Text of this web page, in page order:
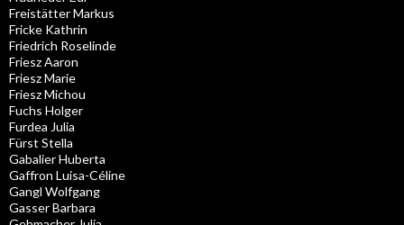
Freistätter Markus
Fricke Kathrin
Friedrich Roselinde
Friesz Aaron
Friesz Marie
Friesz Michou
Fuchs Holger
Furdea Julia
Fürst Stella
Gabalier Huberta
Gaffron Luisa-Céline
Gangl Wolfgang
Gasser Barbara